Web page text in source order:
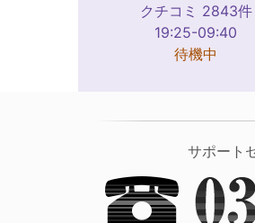
クチコミ 2843件
19:25-09:40
待機中
サポート